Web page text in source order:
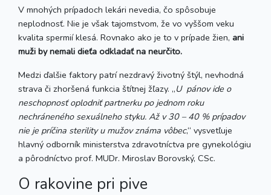
V mnohých prípadoch lekári nevedia, čo spôsobuje
neplodnosť. Nie je však tajomstvom, že vo vyššom veku
kvalita spermií klesá. Rovnako ako je to v prípade žien, ani
muži by nemali dieťa odkladať na neurčito.
Medzi ďalšie faktory patrí nezdravý životný štýl, nevhodná
strava či zhoršená funkcia štítnej žľazy. „U pánov ide o
neschopnosť oplodniť partnerku po jednom roku
nechráneného sexuálneho styku. Až v 30 – 40 % prípadov
nie je príčina sterility u mužov známa vôbec,“ vysvetľuje
hlavný odborník ministerstva zdravotníctva pre gynekológiu
a pôrodníctvo prof. MUDr. Miroslav Borovský, CSc.
O rakovine pri pive